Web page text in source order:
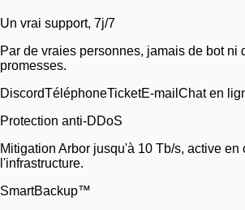
Un vrai support, 7j/7
Par de vraies personnes, jamais de bot ni
promesses.
DiscordTéléphoneTicketE-mail Chat en
Protection anti-DDoS
Mitigation Arbor jusqu'à 10 Tb/s, active en
l'infrastructure.
SmartBackup™